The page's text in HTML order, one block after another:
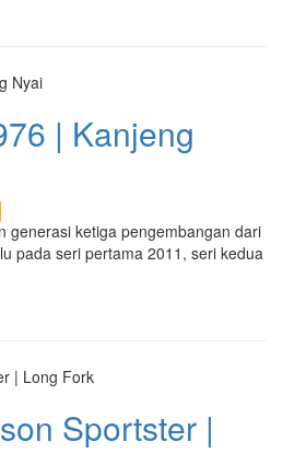
| Kanjeng
generasi ketiga pengembangan dari
pada seri pertama 2011, seri kedua
Sportster |